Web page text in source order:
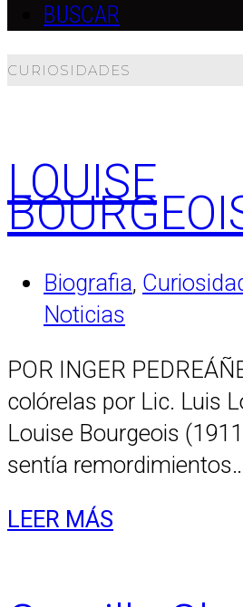
BUSCAR
CURIOSIDADES
LOUISE
Biografia,
Noticias
POR INGER
colórelas por Lic. Luis
Louise Bourgeois
sentía
LEER MÁS